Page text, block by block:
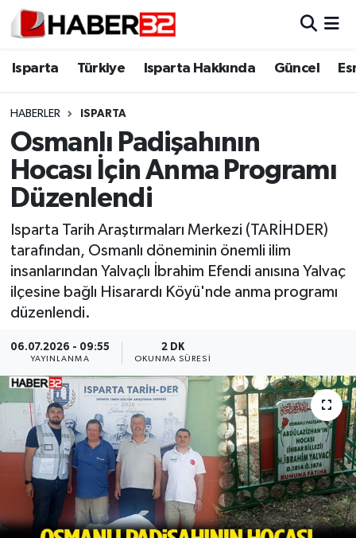
Isparta Türkiye Isparta Hakkında Güncel
HABERLER ISPARTA
Osmanlı Padişahının
Hocası İçin Anma Programı
Düzenlendi
Isparta Tarih Araştırmaları Merkezi (TARİHDER)
tarafından, Osmanlı döneminin önemli ilim
insanlarından Yalvaçlı İbrahim Efendi anısına Yalvaç
ilçesine bağlı Hisarardı Köyü'nde anma programı
düzenlendi.
06.07.2026 - 09:55
YAYINLANMA
2 DK
OKUNMA SÜRESI
Isparta
Esnaf Diyor ki;
ASAYİŞ
BİLİM VE TEKNOLOJİ
EĞİTİM
GENEL
Güncel
HABERDE İNSAN
İlginç
KÜLTÜR SANAT
MAGAZİN
Isparta Nöbetçi Eczaneler
Isparta Trafik Yoğunluk Haritası
Süper Lig Puan Durumu ve Fikstür
Tüm Manşetler
Son Dakika Haberleri
Haber Arşivi